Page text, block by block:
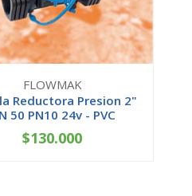
FLOWMAK
Reductora Presion 2"
50 PN10 24v - PVC
+
$130.000